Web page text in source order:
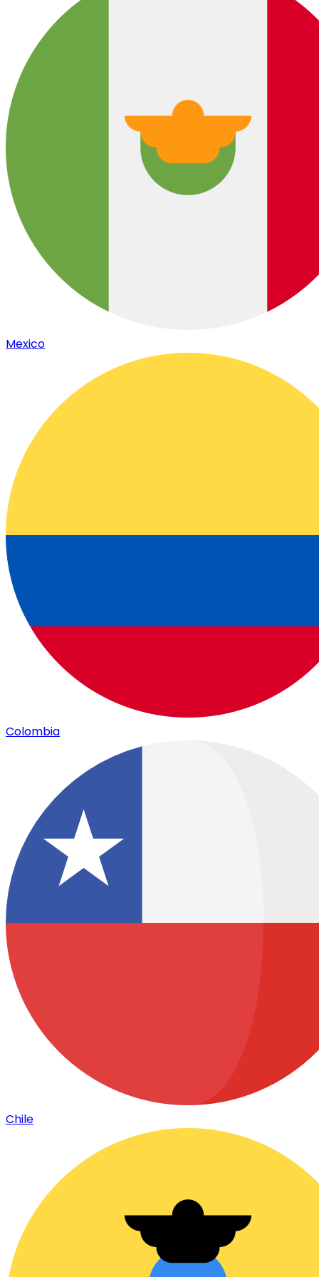
Mexico
Colombia
Chile